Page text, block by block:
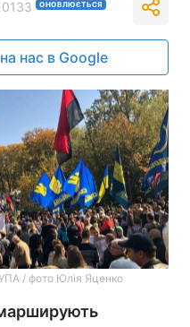
ОНОВЛЮЄТЬСЯ
нас в Google
/ фото Юлія Яценко